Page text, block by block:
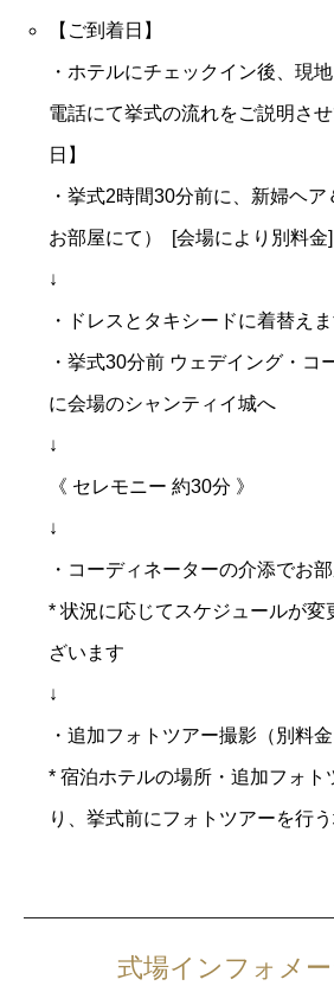
【ご到着日】
・ホテルにチェックイン後、現
電話にて挙式の流れをご説明さ
日】
・挙式2時間30分前に、新婦ヘ
お部屋にて） [会場により別料金]
↓
・ドレスとタキシードに着替え
・挙式30分前 ウェデイング・コ
に会場のシャンティイ城へ
↓
《 セレモニー 約30分 》
↓
・コーディネーターの介添でお
* 状況に応じてスケジュールが変
ざいます
↓
・追加フォトツアー撮影（別料金
* 宿泊ホテルの場所・追加フォト
り、挙式前にフォトツアーを行
式場インフォメ